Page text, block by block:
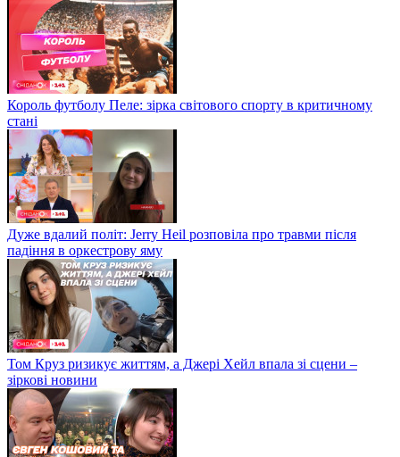
Король футболу Пеле: зірка світового спорту в критичному
стані
Дуже вдалий політ: Jerry Heil розповіла про травми після
падіння в оркестрову яму
Том Круз ризикує життям, а Джері Хейл впала зі сцени –
зіркові новини